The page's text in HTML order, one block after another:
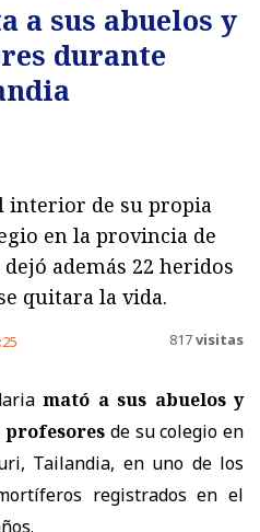
a sus abuelos y
durante
interior de su propia
en la provincia de
además 22 heridos
quitara la vida.
817visitas
mató a sus abuelos y
de su colegio en
Tailandia, en uno de los
registrados en el